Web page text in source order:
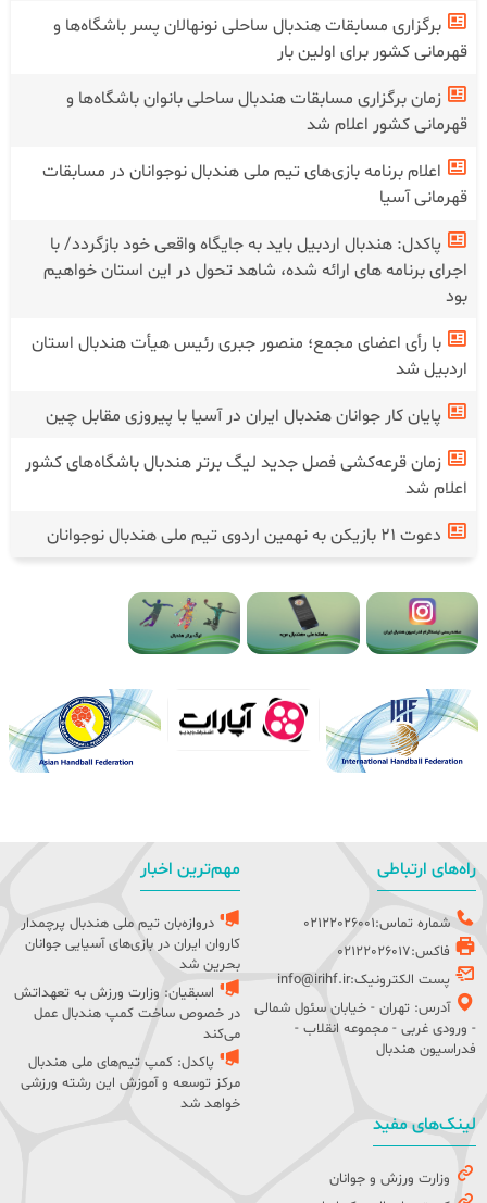
برگزاری مسابقات هندبال ساحلی نونهالان پسر باشگاه‌ها و
قهرمانی کشور برای اولین بار
زمان برگزاری مسابقات هندبال ساحلی بانوان باشگاه‌ها و
قهرمانی کشور اعلام شد
اعلام برنامه بازی‌های تیم ملی هندبال نوجوانان در مسابقات
قهرمانی آسیا
پاکدل: هندبال اردبیل باید به جایگاه واقعی خود بازگردد/ با
اجرای برنامه های ارائه شده، شاهد تحول در این استان خواهیم
بود
با رأی اعضای مجمع؛ منصور جبری رئیس هیأت هندبال استان
اردبیل شد
پایان کار جوانان هندبال ایران در آسیا با پیروزی مقابل چین
زمان قرعه‌کشی فصل جدید لیگ برتر هندبال باشگاه‌های کشور
اعلام شد
دعوت ۲۱ بازیکن به نهمین اردوی تیم ملی هندبال نوجوانان
راه‌های ارتباطی
شماره تماس:02122026001
فاکس:02122026017
پست الکترونیک:info@irihf.ir
آدرس: تهران - خیابان سئول شمالی
- ورودی غربی - مجموعه انقلاب -
فدراسیون هندبال
مهم‌ترین اخبار
دروازه‌بان تیم ملی هندبال پرچمدار
کاروان ایران در بازی‌های آسیایی جوانان
بحرین شد
اسبقیان: وزارت ورزش به تعهداتش
در خصوص ساخت کمپ هندبال عمل
می‌کند
پاکدل: کمپ تیم‌های ملی هندبال
مرکز توسعه و آموزش این رشته ورزشی
خواهد شد
لینک‌های مفید
وزارت ورزش و جوانان